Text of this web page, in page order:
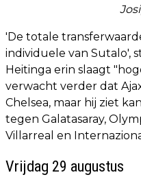
'De totale
individuele van Sutalo',
Heitinga erin slaagt
verwacht verder dat
Chelsea, maar hij ziet
tegen Galatasaray,
Villarreal en
Vrijdag 29 augustus